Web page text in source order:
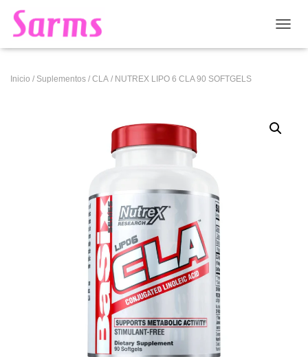
Inicio / Suplementos / CLA / NUTREX LIPO 6 CLA 90 SOFTGELS